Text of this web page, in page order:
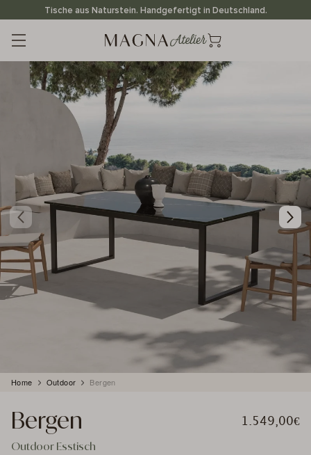
zum
Inhalt
Tische aus Naturstein. Handgefertigt in Deutschland.
Home Outdoor Bergen
Bergen
Outdoor Esstisch
1.549,00€
Produkt
Warenkorb
hinzugefügt